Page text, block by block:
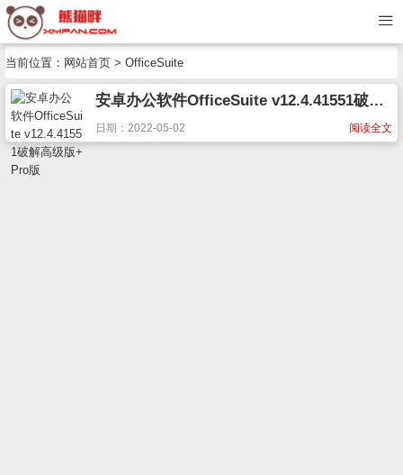
当前位置： 网站首页 > OfficeSuite
安卓办公软件OfficeSuite v12.4.41551破解高级版+Pro版
阅读全文
日期：2022-05-02